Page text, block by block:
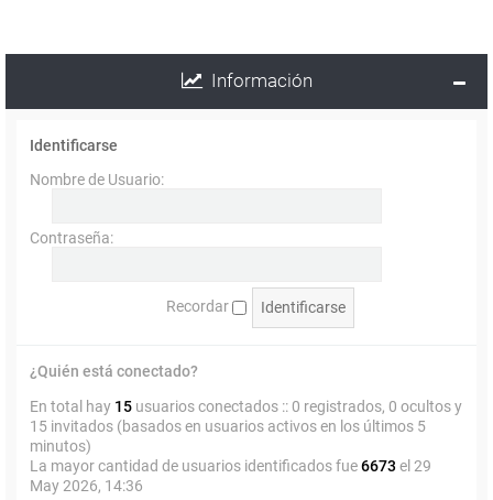
Información
Identificarse
Nombre de Usuario:
Contraseña:
Recordar
¿Quién está conectado?
En total hay 15 usuarios conectados :: 0 registrados, 0 ocultos y
15 invitados (basados en usuarios activos en los últimos 5
minutos)
La mayor cantidad de usuarios identificados fue6673 el 29
May 2026, 14:36